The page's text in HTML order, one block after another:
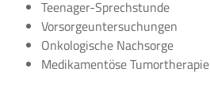
Teenager-Sprechstunde
Vorsorgeuntersuchungen
Onkologische Nachsorge
Medikamentöse Tumortherapie